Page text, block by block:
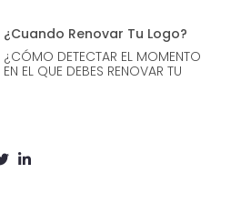
¿Cuando Renovar Tu Logo?
¿CÓMO DETECTAR EL MOMENTO
EN EL QUE DEBES RENOVAR TU